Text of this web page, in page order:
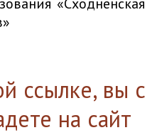
«Сходненская
ссылке, вы с
на сайт